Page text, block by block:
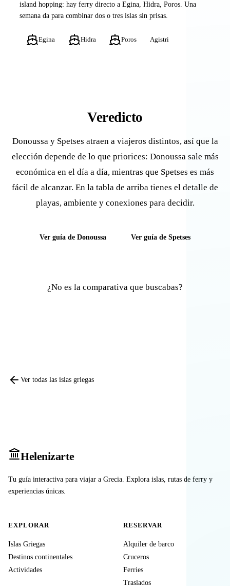
island hopping: hay ferry directo a Egina, Hidra, Poros. Una
semana da para combinar dos o tres islas sin prisas.
Egina Hidra Poros Agistri
Veredicto
Donoussa y Spetses atraen a viajeros distintos, así que la
elección depende de lo que priorices: Donoussa sale más
económica en el día a día, mientras que Spetses es más
fácil de alcanzar. En la tabla de arriba tienes el detalle de
playas, ambiente y conexiones para decidir.
Ver guía de Donoussa Ver guía de Spetses
¿No es la comparativa que buscabas?
Ver todas las islas griegas
Helenizarte
Tu guía interactiva para viajar a Grecia. Explora islas, rutas de ferry y
experiencias únicas.
EXPLORAR
Islas Griegas
Destinos continentales
Actividades
RESERVAR
Alquiler de barco
Cruceros
Ferries
Traslados